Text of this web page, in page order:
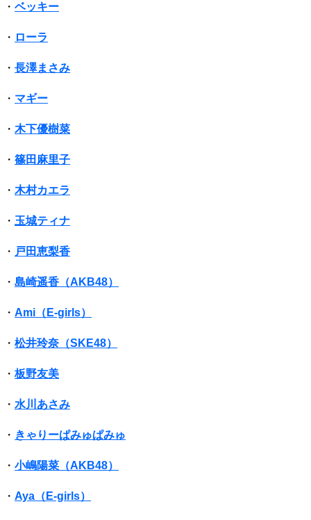
・ ベッキー
・ ローラ
・ 長澤まさみ
・ マギー
・ 木下優樹菜
・ 篠田麻里子
・ 木村カエラ
・ 玉城ティナ
・ 戸田恵梨香
・ 島崎遥香（AKB48）
・ Ami（E-girls）
・ 松井玲奈（SKE48）
・ 板野友美
・ 水川あさみ
・ きゃりーぱみゅぱみゅ
・ 小嶋陽菜（AKB48）
・ Aya（E-girls）